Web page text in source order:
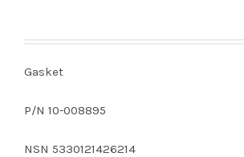
Gasket
P/N 10-008895
NSN 5330121426214